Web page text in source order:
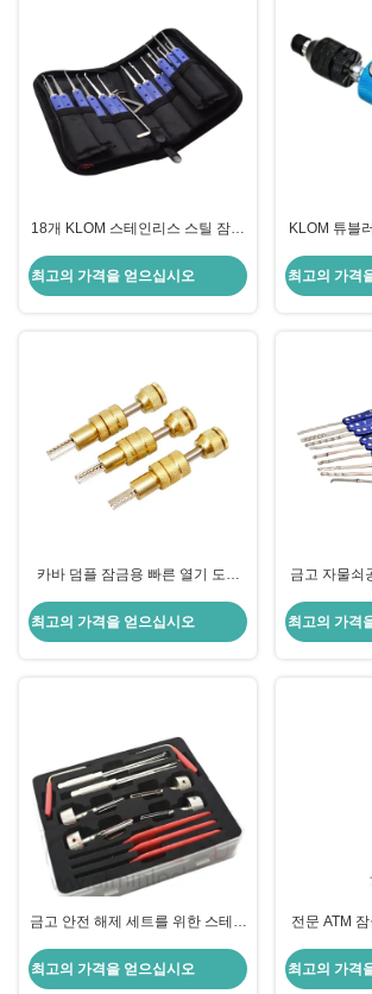
18개 KLOM 스테인리스 스틸 잠금
최고의 가격을 얻으십시오
KLOM 튜블
최고의 가격
카바 덤플 잠금용 빠른 열기 도구
자인
최고의 가격을 얻으십시오
금고 자물쇠
최고의 가격
금고 안전 해제 세트를 위한 스테인
최고의 가격을 얻으십시오
전문 ATM
최고의 가격